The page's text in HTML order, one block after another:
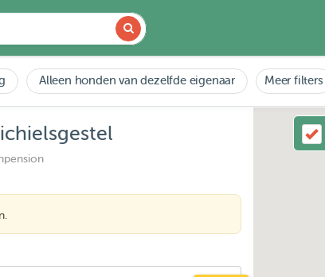
Alleen honden van dezelfde eigenaar Meer filters